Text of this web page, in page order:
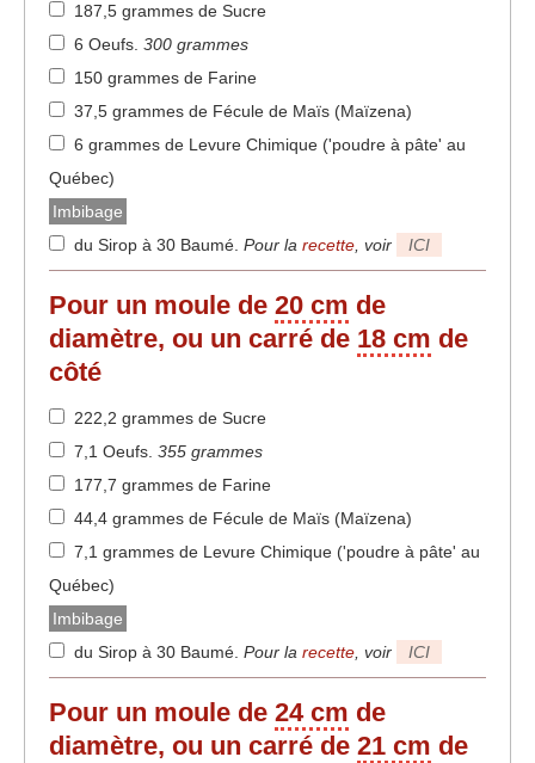
187,5 grammes de Sucre
6 Oeufs 300 grammes
150 grammes de Farine
37,5 grammes de Fécule de Maïs (Maïzena)
6 grammes de Levure Chimique ('poudre à pâte' au
Québec)
Imbibage
du Sirop à 30 Baumé Pour la recette , voir ICI
Pour un moule de 20 cm de
diamètre, ou un carré de 18 cm de
côté
222,2 grammes de Sucre
7,1 Oeufs 355 grammes
177,7 grammes de Farine
44,4 grammes de Fécule de Maïs (Maïzena)
7,1 grammes de Levure Chimique ('poudre à pâte' au
Québec)
Imbibage
du Sirop à 30 Baumé Pour la recette , voir ICI
Pour un moule de 24 cm de
diamètre, ou un carré de 21 cm de